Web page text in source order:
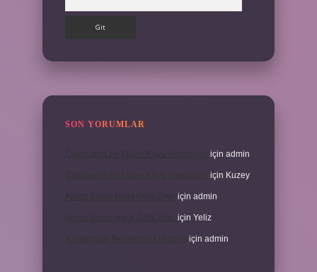
SON YORUMLAR
için admin
için Kuzey
Akrep Burcu Nasıl Özür Diler için admin
Akrep Burcu Nasıl Özür Diler için Yeliz
için admin